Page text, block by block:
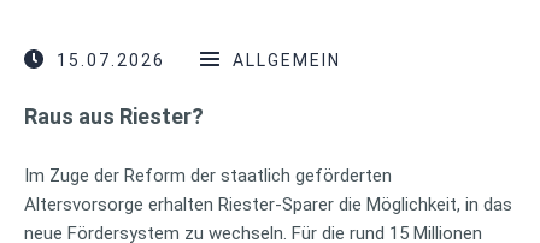
15.07.2026 ALLGEMEIN
Raus aus Riester?
Im Zuge der Reform der staatlich geförderten
Altersvorsorge erhalten Riester-Sparer die Möglichkeit, in das
neue Fördersystem zu wechseln. Für die rund 15 Millionen